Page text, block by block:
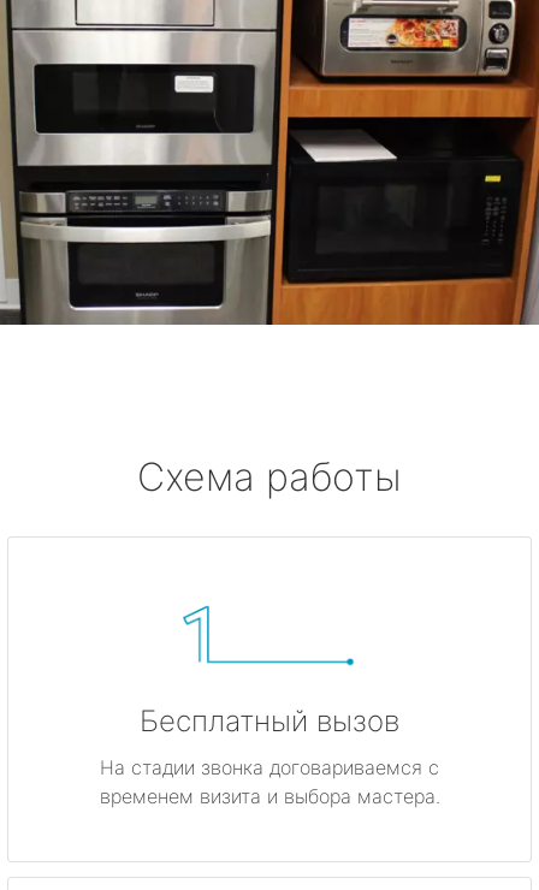
Схема работы
Бесплатный вызов
На стадии звонка договариваемся с
временем визита и выбора мастера.